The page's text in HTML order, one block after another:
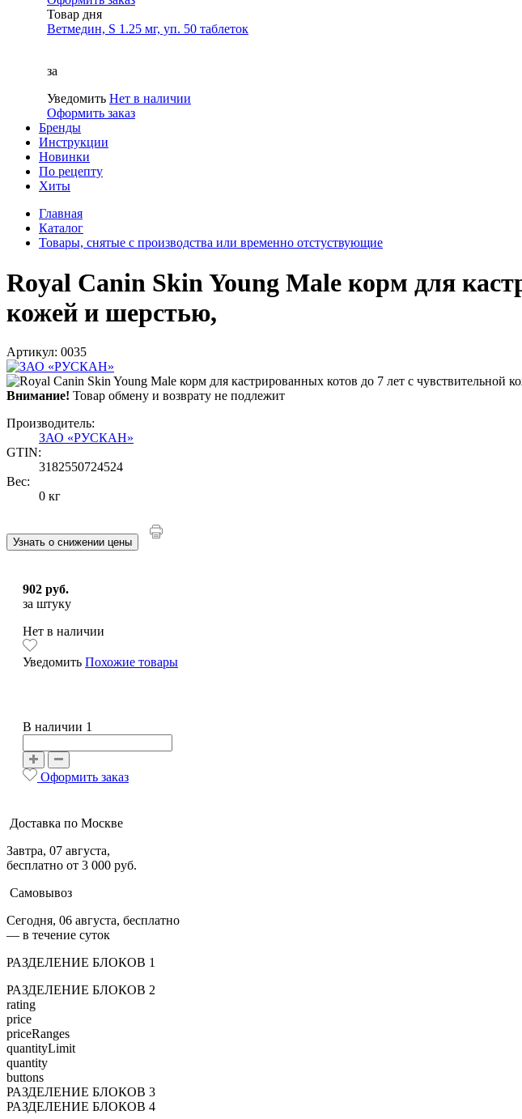
Товар дня
Ветмедин, S 1.25 мг, уп. 50 таблеток
за
Уведомить Нет в наличии
Оформить заказ
Бренды
Инструкции
Новинки
По рецепту
Хиты
Главная
Каталог
Товары, снятые с производства или временно отстуствующие
Royal Canin Skin Young Male корм для
кожей и шерстью,
Артикул: 0035
Внимание! Товар обмену и возврату не подлежит
Производитель:
ЗАО «РУСКАН»
GTIN:
3182550724524
Вес:
0 кг
Узнать о снижении цены
902 руб.
за штуку
Нет в наличии
Уведомить Похожие товары
В наличии 1
Оформить заказ
Доставка по Москве
Завтра, 07 августа,
бесплатно от 3 000 руб.
Самовывоз
Сегодня, 06 августа, бесплатно
— в течение суток
РАЗДЕЛЕНИЕ БЛОКОВ 1
РАЗДЕЛЕНИЕ БЛОКОВ 2
rating
price
priceRanges
quantityLimit
quantity
buttons
РАЗДЕЛЕНИЕ БЛОКОВ 3
РАЗДЕЛЕНИЕ БЛОКОВ 4